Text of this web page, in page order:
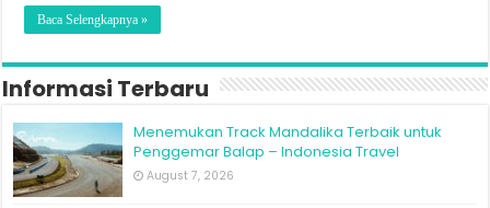
Baca Selengkapnya »
Informasi Terbaru
Menemukan Track Mandalika Terbaik untuk
Penggemar Balap – Indonesia Travel
August 7, 2026